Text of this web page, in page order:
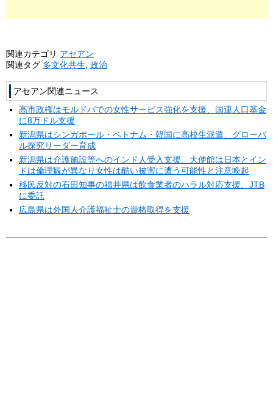
関連カテゴリ アセアン
関連タグ 多文化共生 政治
アセアン関連ニュース
高市政権はモルドバでの女性サービス強化を支援、国連人口基金
に8万ドル支援
新潟県はシンガポール・ベトナム・韓国に高校生派遣、グローバ
ル探究リーダー育成
新潟県は介護施設等へのインド人受入支援、大使館は日本とイン
ドは倫理観が異なり女性は酷い被害に遭う可能性と注意喚起
移民反対の石田知事の福井県は飲食業者のハラル対応支援、JTB
に委託
広島県は外国人介護福祉士の資格取得を支援